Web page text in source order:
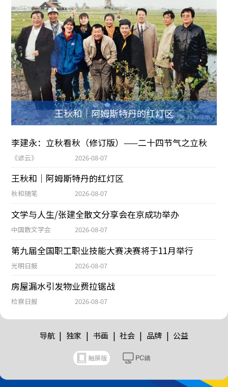
王秋和｜阿姆斯特丹的红灯区
李建永：立秋看秋（修订版）——二十四节气之立秋
《谚云》 2026-08-07
王秋和｜阿姆斯特丹的红灯区
秋和随笔 2026-08-07
文学与人生/张建全散文分享会在京成功举办
中国散文学会 2026-08-07
第九届全国职工职业技能大赛决赛将于11月举行
光明日报 2026-08-07
房屋漏水引发物业费拉锯战
检察日报 2026-08-07
导航 | 独家 | 书画 | 社会 | 品牌 | 公益